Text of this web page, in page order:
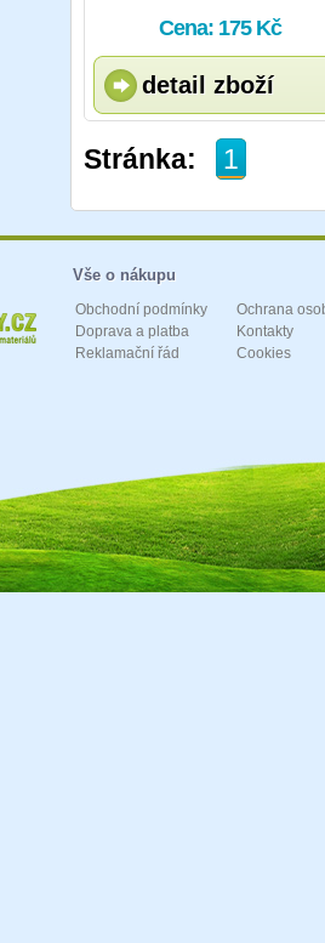
Cena: 175 Kč
detail zboží
Stránka: 1
Vše o nákupu
Obchodní podmínky
Doprava a platba
Reklamační řád
Ochrana
Kontakty
Cookies